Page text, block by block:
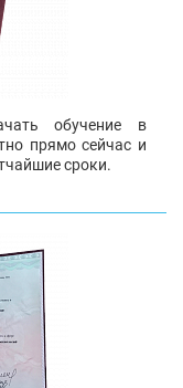
обучение в
прямо сейчас и
сроки.